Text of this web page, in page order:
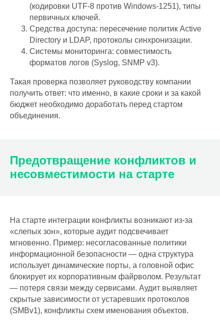
(кодировки UTF-8 против Windows-1251), типы
первичных ключей.
Средства доступа: пересечение политик Active
Directory и LDAP, протоколы синхронизации.
Системы мониторинга: совместимость
форматов логов (Syslog, SNMP v3).
Такая проверка позволяет руководству компании
получить ответ: что именно, в какие сроки и за какой
бюджет необходимо доработать перед стартом
объединения.
Предотвращение конфликтов и
несовместимости на старте
На старте интеграции конфликты возникают из-за
«слепых зон», которые аудит подсвечивает
мгновенно. Пример: несогласованные политики
информационной безопасности — одна структура
использует динамические порты, а головной офис
блокирует их корпоративным файрволом. Результат
— потеря связи между сервисами. Аудит выявляет
скрытые зависимости от устаревших протоколов
(SMBv1), конфликты схем именования объектов.